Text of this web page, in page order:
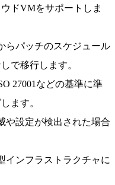
ドVMをサポートしま
らパッチのスケジュール
で移行します。
27001などの基準に準
ます。
や設定が検出された場合
インフラストラクチャに